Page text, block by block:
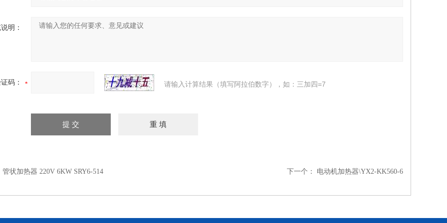
明：
码： 请输入计算结果（填写阿拉伯数字），如：三加四=7
管状加热器 220V 6KW SRY6-514 下一个： 电动机加热器\YX2-KK560-6